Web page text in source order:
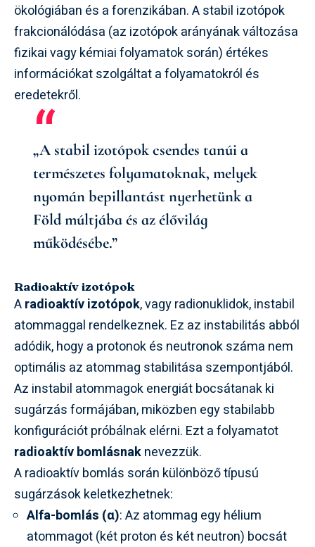
ökológiában és a forenzikában. A stabil izotópok
frakcionálódása (az izotópok arányának változása
fizikai vagy kémiai folyamatok során) értékes
információkat szolgáltat a folyamatokról és
eredetekről.
„A stabil izotópok csendes tanúi a
természetes folyamatoknak, melyek
nyomán bepillantást nyerhetünk a
Föld múltjába és az élővilág
működésébe.”
Radioaktív izotópok
Aradioaktív izotópok, vagy radionuklidok, instabil
atommaggal rendelkeznek. Ez az instabilitás abból
adódik, hogy a protonok és neutronok száma nem
optimális az atommag stabilitása szempontjából.
Az instabil atommagok energiát bocsátanak ki
sugárzás formájában, miközben egy stabilabb
konfigurációt próbálnak elérni. Ezt a folyamatot
radioaktív bomlásnaknevezzük.
A radioaktív bomlás során különböző típusú
sugárzások keletkezhetnek:
Alfa-bomlás (α): Az atommag egy hélium
atommagot (két proton és két neutron) bocsát